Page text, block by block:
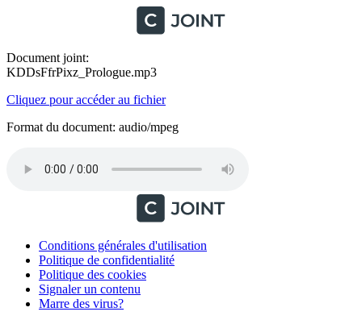
Document joint:
KDDsFfrPixz_Prologue.mp3
Cliquez pour accéder au fichier
Format du document: audio/mpeg
Conditions générales d'utilisation
Politique de confidentialité
Politique des cookies
Signaler un contenu
Marre des virus?